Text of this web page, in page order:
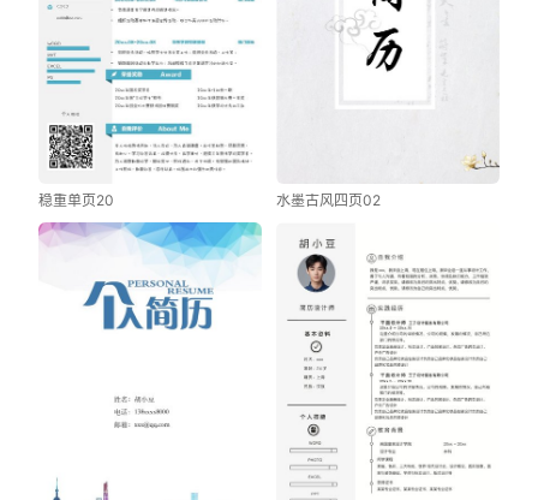
稳重单页20 水墨古风四页02